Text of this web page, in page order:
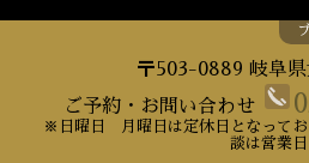
〒503-0889 岐阜
ご予約・お問い合わせ
※日曜日 月曜日は定休日となってお
談は営業